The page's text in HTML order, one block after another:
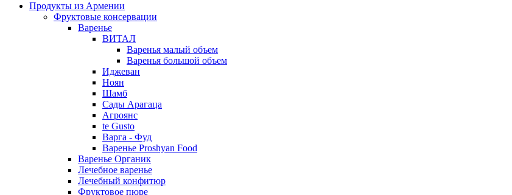
Продукты из Армении
Фруктовые консервации
Варенье
ВИТАЛ
Варенья малый объем
Варенья большой объем
Иджеван
Ноян
Шамб
Сады Арагаца
Агроянс
te Gusto
Варга - Фуд
Варенье Proshyan Food
Варенье Органик
Лечебное варенье
Лечебный конфитюр
Фруктовое пюре